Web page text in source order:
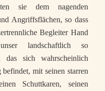
sie dem nagenden
Angriffsflächen, so dass
Begleiter Hand
landschaftlich so
das sich wahrscheinlich
mit seinen starren
Schuttkaren, seinen